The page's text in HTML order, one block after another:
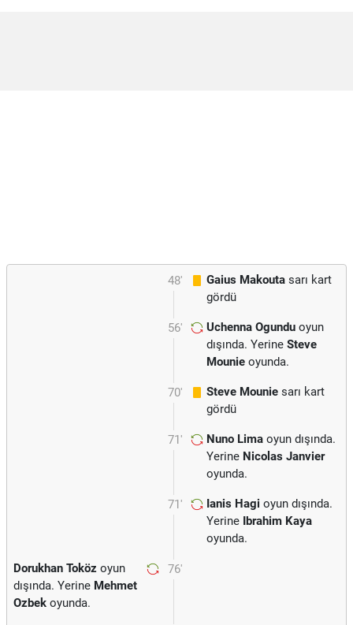
48' Gaius Makouta sarı kart
gördü
56' Uchenna Ogundu oyun
dışında. Yerine Steve
Mounie oyunda.
70' Steve Mounie sarı kart
gördü
71' Nuno Lima oyun dışında.
Yerine Nicolas Janvier
oyunda.
71' Ianis Hagi oyun dışında.
Yerine Ibrahim Kaya
oyunda.
76'
Dorukhan Toköz oyun
dışında. Yerine Mehmet
Ozbek oyunda.